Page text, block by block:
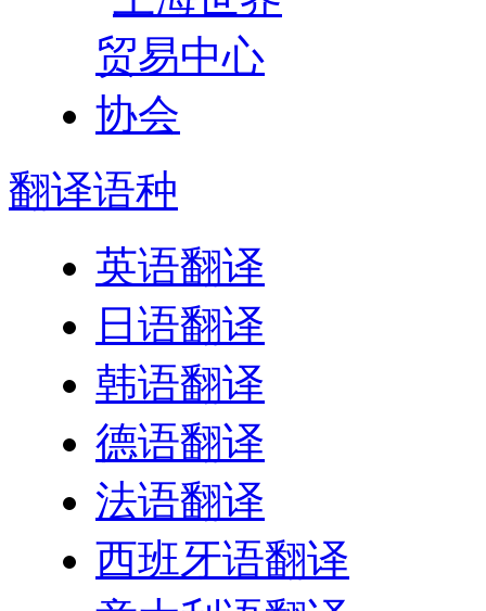
翻译语种
英语翻译
日语翻译
韩语翻译
德语翻译
法语翻译
西班牙语翻译